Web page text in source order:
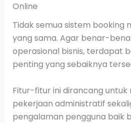
Online
Tidak semua sistem booking
yang sama. Agar benar-
operasional bisnis, terdapat
penting yang sebaiknya
Fitur-fitur ini dirancang untuk
pekerjaan administratif
pengalaman pengguna baik